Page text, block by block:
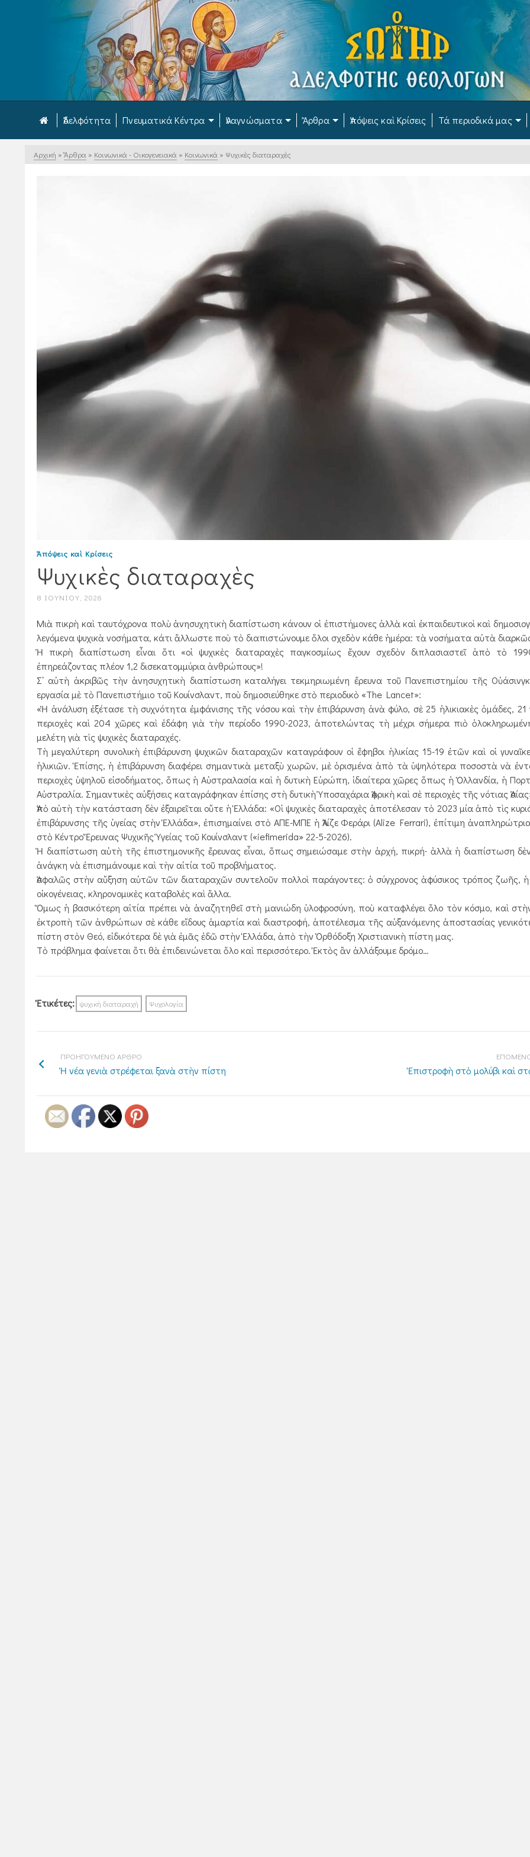
Ἀδελφότητα Πνευματικά Κέντρα Ἀναγνώσματα Ἄρθρα Ἀπόψεις καὶ Κρίσεις Τά περιοδικά μας
Αρχική » Ἄρθρα » Κοινωνικά - Οικογενειακά » Κοινωνικά » Ψυχικὲς διαταραχὲς
Ἀπόψεις καὶ Κρίσεις
Ψυχικὲς διαταραχὲς
8 ΙΟΥΝΊΟΥ, 2026
Μιὰ πικρὴ καὶ ταυτόχρονα πολὺ ἀνησυχητικὴ διαπίστωση κάνουν οἱ ἐπιστήμονες ἀλλὰ καὶ ἐκπαιδευτικοὶ καὶ
λεγόμενα ψυχικὰ νοσήματα, κάτι ἄλλωστε ποὺ τὸ διαπιστώνουμε ὅλοι σχε­δὸν κάθε ἡμέρα: τὰ νοσήματα αὐτὰ
Ἡ πικρὴ διαπίστωση εἶναι ὅτι «οἱ ψυχικὲς διαταραχὲς παγκοσμίως ἔχουν σχεδὸν διπλασιαστεῖ ἀπὸ τὸ
ἐπηρεάζοντας πλέον 1,2 δισεκατομμύρια ἀνθρώπους»!
Σ᾿ αὐτὴ ἀκριβῶς τὴν ἀνησυχητικὴ διαπίστωση καταλήγει τεκμηριωμένη ἔρευνα τοῦ Πανεπιστημίου τῆς
εργασία μὲ τὸ Πανεπιστήμιο τοῦ Κουίνσλαντ, ποὺ δημοσιεύθηκε στὸ περιοδικὸ «The Lancet»:
«Ἡ ἀνάλυση ἐξέτασε τὴ συχνότητα ἐμφάνισης τῆς νόσου καὶ τὴν ἐπιβάρυνση ἀνὰ φύλο, σὲ 25 ἡλικιακὲς ὁμάδες, 21
περιοχὲς καὶ 204 χῶρες καὶ ἐδάφη γιὰ τὴν περίοδο 1990-2023, ἀποτελώντας τὴ μέχρι σήμερα πιὸ
μελέτη γιὰ τὶς ψυχικὲς διαταραχές.
Τὴ μεγαλύτερη συνολικὴ ἐπιβάρυνση ψυχικῶν διαταραχῶν καταγράφουν οἱ ἔφηβοι ἡλικίας 15-19 ἐτῶν καὶ οἱ
ἡλικιῶν. Ἐπίσης, ἡ ἐπιβάρυνση διαφέρει σημαντικὰ μεταξὺ χωρῶν, μὲ ὁρισμένα ἀπὸ τὰ ὑψηλότερα ποσοστὰ νὰ
περιοχὲς ὑψηλοῦ εἰσοδήματος, ὅπως ἡ Αὐστραλασία καὶ ἡ δυτικὴ Εὐρώπη, ἰδιαίτερα χῶρες ὅπως ἡ Ὁλλανδία, ἡ
Αὐστραλία. Σημαντικὲς αὐξήσεις καταγράφηκαν ἐπίσης στὴ δυτικὴ Ὑποσαχάρια Ἀφρικὴ καὶ σὲ περιοχὲς τῆς νότιας
Ἀπὸ αὐτὴ τὴν κατάσταση δὲν ἐξαιρεῖται οὔτε ἡ Ἑλλάδα: «Οἱ ψυχικὲς διαταραχὲς ἀποτέλεσαν τὸ 2023 μία ἀπὸ τὶς
ἐπιβάρυνσης τῆς ὑγείας στὴν Ἑλλάδα», ἐπισημαίνει στὸ ΑΠΕ-ΜΠΕ ἡ Ἀλίζε Φεράρι (Alize Ferrari), ἐπίτιμη
στὸ Κέντρο Ἔρευνας Ψυχικῆς Ὑγείας τοῦ Κουίνσλαντ («iefimerida» 22-5-2026).
Ἡ διαπίστωση αὐτὴ τῆς ἐπιστημονικῆς ἔρευνας εἶναι, ὅπως σημειώσαμε στὴν ἀρχή, πικρή∙ ἀλλὰ ἡ διαπίστωση δὲν
ἀνάγκη νὰ ἐπισημάνουμε καὶ τὴν αἰτία τοῦ προβλήματος.
Ἀσφαλῶς στὴν αὔξηση αὐτῶν τῶν διαταραχῶν συντελοῦν πολλοὶ παράγοντες: ὁ σύγχρονος ἀφύσικος τρόπος ζωῆς,
οἰκογένειας, κληρονομικὲς καταβολὲς καὶ ἄλλα.
Ὅμως ἡ βασικότερη αἰτία πρέπει νὰ ἀναζητηθεῖ στὴ μανιώδη ὑλοφροσύνη, ποὺ καταφλέγει ὅλο τὸν κόσμο, καὶ
ἐκτροπὴ τῶν ἀνθρώπων σὲ κάθε εἴδους ἁμαρτία καὶ διαστροφή, ἀποτέλεσμα τῆς αὐξανόμενης ἀποστασίας
πίστη στὸν Θεό, εἰδικότερα δὲ γιὰ ἐμᾶς ἐδῶ στὴν Ἑλλάδα, ἀπὸ τὴν Ὀρθόδοξη Χριστιανικὴ πίστη μας.
Τὸ πρόβλημα φαίνεται ὅτι θὰ ἐπιδεινώνεται ὅλο καὶ περισσότερο. Ἐκτὸς ἂν ἀλλάξουμε δρόμο…
Ἐτικέτες: ψυχική διαταραχή Ψυχολογία
ΠΡΟΗΓΟΥΜΕΝΟ ΑΡΘΡΟ
Ἡ νέα γενιὰ στρέφεται ξανὰ στὴν πίστη Ἐπιστροφὴ στὸ μολύβι καὶ